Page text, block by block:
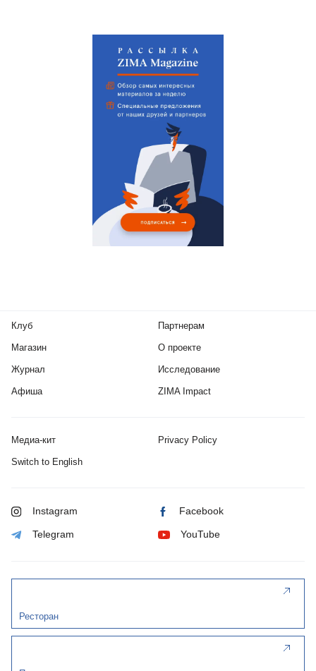
Клуб
Магазин
Журнал
Афиша
Партнерам
О проекте
Исследование
ZIMA Impact
Медиа-кит Privacy Policy
Switch to English
Instagram Facebook
Telegram YouTube
Ресторан